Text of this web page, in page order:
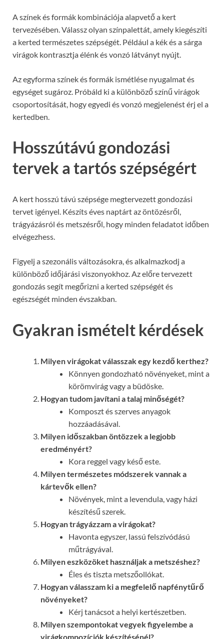
A színek és formák kombinációja alapvető a kert
tervezésében. Válassz olyan színpalettát, amely kiegészíti
a kerted természetes szépségét. Például a kék és a sárga
virágok kontrasztja élénk és vonzó látványt nyújt.
Az egyforma színek és formák ismétlése nyugalmat és
egységet sugároz. Próbáld ki a különböző színű virágok
csoportosítását, hogy egyedi és vonzó megjelenést érj el a
kertedben.
Hosszútávú gondozási
tervek a tartós szépségért
A kert hosszú távú szépsége megtervezett gondozási
tervet igényel. Készíts éves naptárt az öntözésről,
trágyázásról és metszésről, hogy minden feladatot időben
elvégezhess.
Figyelj a szezonális változásokra, és alkalmazkodj a
különböző időjárási viszonyokhoz. Az előre tervezett
gondozás segít megőrizni a kerted szépségét és
egészségét minden évszakban.
Gyakran ismételt kérdések
Milyen virágokat válasszak egy kezdő kerthez?
Könnyen gondozható növényeket, mint a
körömvirág vagy a büdöske.
Hogyan tudom javítani a talaj minőségét?
Komposzt és szerves anyagok
hozzáadásával.
Milyen időszakban öntözzek a legjobb
eredményért?
Kora reggel vagy késő este.
Milyen természetes módszerek vannak a
kártevők ellen?
Növények, mint a levendula, vagy házi
készítésű szerek.
Hogyan trágyázzam a virágokat?
Havonta egyszer, lassú felszívódású
műtrágyával.
Milyen eszközöket használjak a metszéshez?
Éles és tiszta metszőollókat.
Hogyan válasszam ki a megfelelő napfénytűrő
növényeket?
Kérj tanácsot a helyi kertészetben.
Milyen szempontokat vegyek figyelembe a
virágkompozíciók készítésénél?